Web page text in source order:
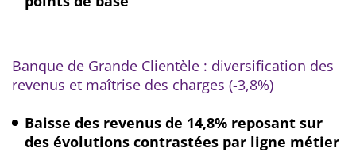
Banque de Grande Clientèle : diversification des
revenus et maîtrise des charges (-3,8%)
Baisse des revenus de 14,8% reposant sur
des évolutions contrastées par ligne métier